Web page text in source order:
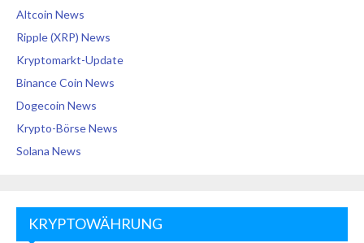
Altcoin News
Ripple (XRP) News
Kryptomarkt-Update
Binance Coin News
Dogecoin News
Krypto-Börse News
Solana News
KRYPTOWÄHRUNG